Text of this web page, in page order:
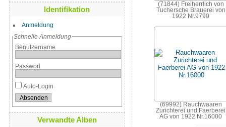
Identifikation
Anmeldung
Schnelle Anmeldung
Benutzername
Passwort
Auto-Login
Verwandte Alben
(71844) Freiherrlich von
Tuchersche Brauerei von
1922 Nr.9790
(69992) Rauchwaaren
Zurichterei und Faerberei
AG von 1922 Nr.16000